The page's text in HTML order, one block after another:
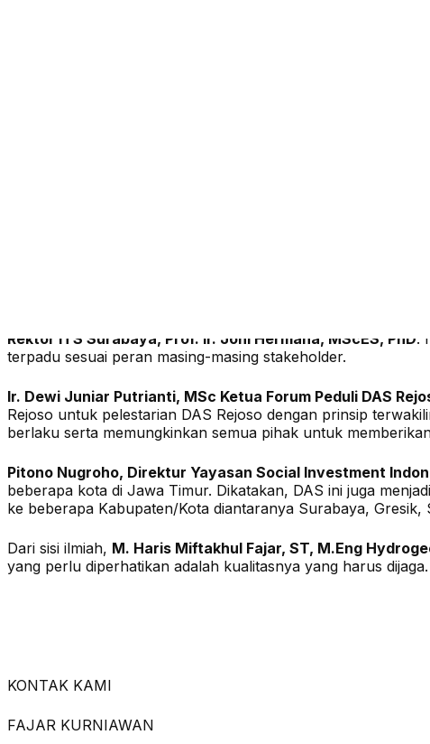
Rektor ITS Surabaya, Prof. Ir. Joni Hermana, MScES, PhD.
terpadu sesuai peran masing-masing stakeholder.
Ir. Dewi Juniar Putrianti, MSc Ketua Forum Peduli DAS
Rejoso untuk pelestarian DAS Rejoso dengan prinsip
berlaku serta memungkinkan semua pihak untuk
Pitono Nugroho, Direktur Yayasan Social Investment
beberapa kota di Jawa Timur. Dikatakan, DAS ini juga
ke beberapa Kabupaten/Kota diantaranya Surabaya, Gresik,
Dari sisi ilmiah, M. Haris Miftakhul Fajar, ST, M.Eng
yang perlu diperhatikan adalah kualitasnya yang harus dijaga.
KONTAK KAMI
FAJAR KURNIAWAN